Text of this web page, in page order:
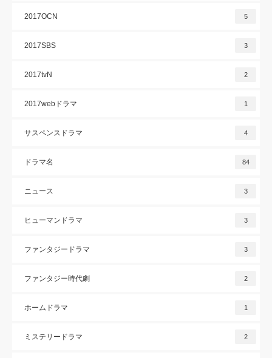
2017OCN 5
2017SBS 3
2017tvN 2
2017webドラマ 1
サスペンスドラマ 4
ドラマ名 84
ニュース 3
ヒューマンドラマ 3
ファンタジードラマ 3
ファンタジー時代劇 2
ホームドラマ 1
ミステリードラマ 2